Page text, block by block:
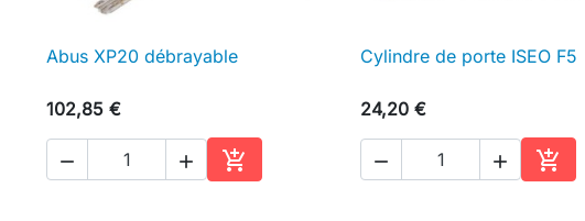
panier
 Aperçu rapide
Abus XP20 débrayable
102,85 €
  
Ajouter au panier
 Aperçu rapide
Cylindre de porte ISEO F5
24,20 €
  